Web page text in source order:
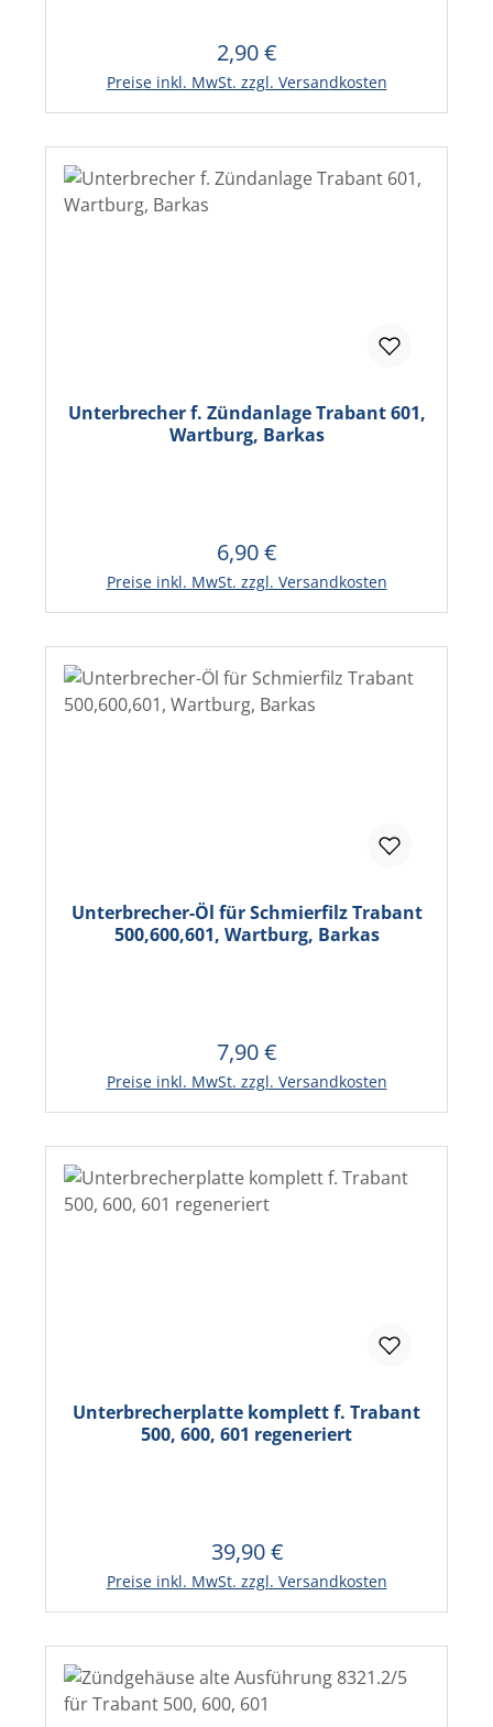
Regulärer Preis:
2,90 €
Preise inkl. MwSt. zzgl. Versandkosten
In den Warenkorb
Unterbrecher f. Zündanlage Trabant 601,
Wartburg, Barkas
Regulärer Preis:
6,90 €
Preise inkl. MwSt. zzgl. Versandkosten
In den Warenkorb
Unterbrecher-Öl für Schmierfilz Trabant
500,600,601, Wartburg, Barkas
Regulärer Preis:
7,90 €
Preise inkl. MwSt. zzgl. Versandkosten
In den Warenkorb
Unterbrecherplatte komplett f. Trabant
500, 600, 601 regeneriert
Regulärer Preis:
39,90 €
Preise inkl. MwSt. zzgl. Versandkosten
In den Warenkorb